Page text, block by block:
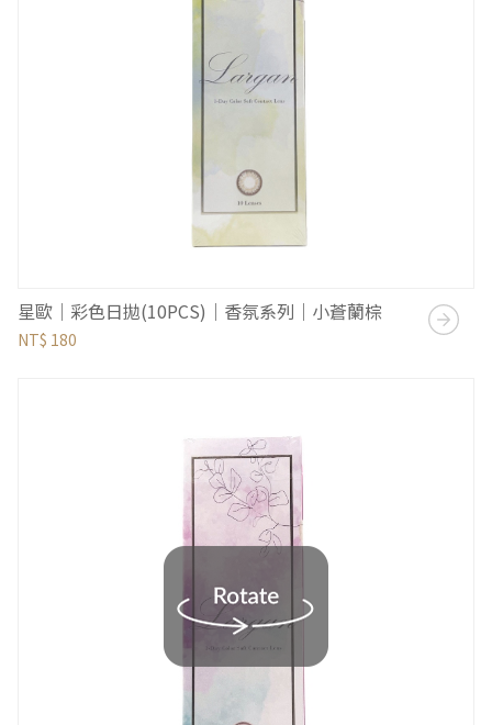
星歐｜彩色日拋(10PCS)｜香氛系列｜小蒼蘭棕
NT$ 180